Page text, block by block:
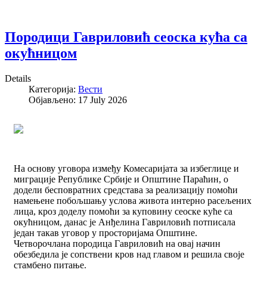
Породици Гавриловић сеоска кућа са
окућницом
Details
Категорија: Вести
Објављено: 17 July 2026
На основу уговора између Комесаријата за избеглице и
миграције Републике Србије и Општине Параћин, о
додели бесповратних средстава за реализацију помоћи
намењене побољшању услова живота интерно расељених
лица, кроз доделу помоћи за куповину сеоске куће са
окућницом, данас је Анђелина Гавриловић потписала
један такав уговор у просторијама Општине.
Четворочлана породица Гавриловић на овај начин
обезбедила је сопствени кров над главом и решила своје
стамбено питање.